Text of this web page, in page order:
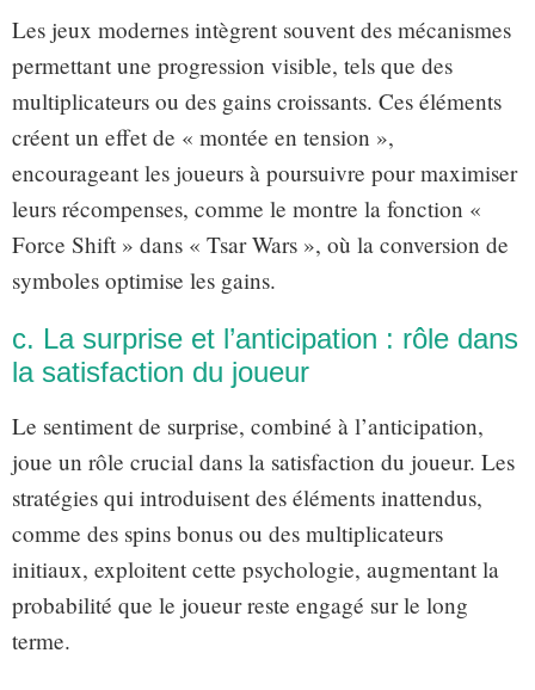
Les jeux modernes intègrent souvent des mécanismes
permettant une progression visible, tels que des
multiplicateurs ou des gains croissants. Ces éléments
créent un effet de « montée en tension »,
encourageant les joueurs à poursuivre pour maximiser
leurs récompenses, comme le montre la fonction «
Force Shift » dans « Tsar Wars », où la conversion de
symboles optimise les gains.
c. La surprise et l’anticipation : rôle dans
la satisfaction du joueur
Le sentiment de surprise, combiné à l’anticipation,
joue un rôle crucial dans la satisfaction du joueur. Les
stratégies qui introduisent des éléments inattendus,
comme des spins bonus ou des multiplicateurs
initiaux, exploitent cette psychologie, augmentant la
probabilité que le joueur reste engagé sur le long
terme.